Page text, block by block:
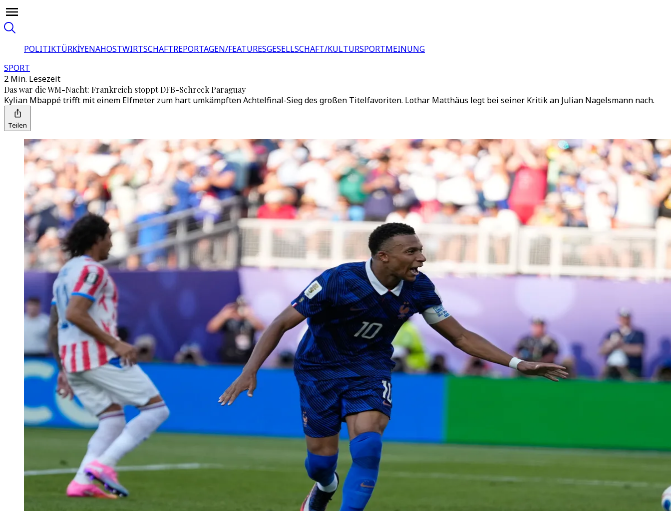
POLITIKTÜRKİYENAHOSTWIRTSCHAFTREPORTAGEN/FEATURESGESELLSCHAFT/KULTURSPORTMEINUNG
SPORT
2 Min. Lesezeit
Das war die WM-Nacht: Frankreich stoppt DFB-Schreck Paraguay
Kylian Mbappé trifft mit einem Elfmeter zum hart umkämpften Achtelfinal-Sieg des großen Titelfavoriten. Lothar Matthäus legt bei seiner Kritik an Julian Nagelsmann nach.
Teilen